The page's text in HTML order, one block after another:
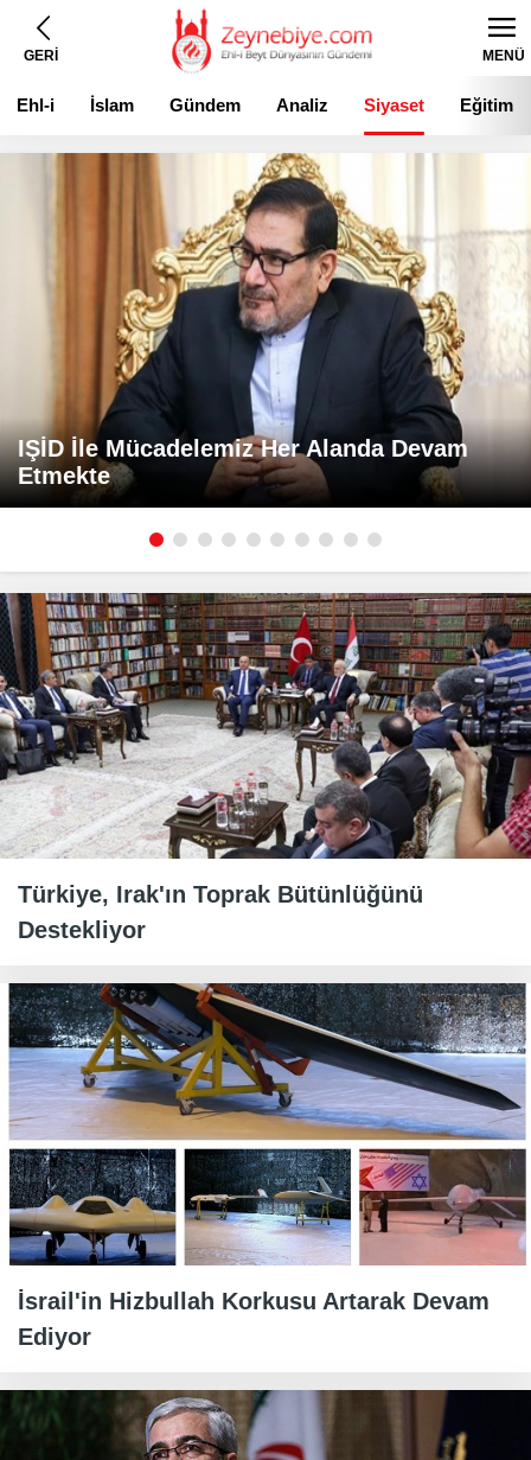
GERİ MENÜ
Ehl-i İslam Gündem Analiz Siyaset Eğitim
IŞİD İle Mücadelemiz Her Alanda Devam
Etmekte
Türkiye, Irak'ın Toprak Bütünlüğünü
Destekliyor
İsrail'in Hizbullah Korkusu Artarak Devam
Ediyor